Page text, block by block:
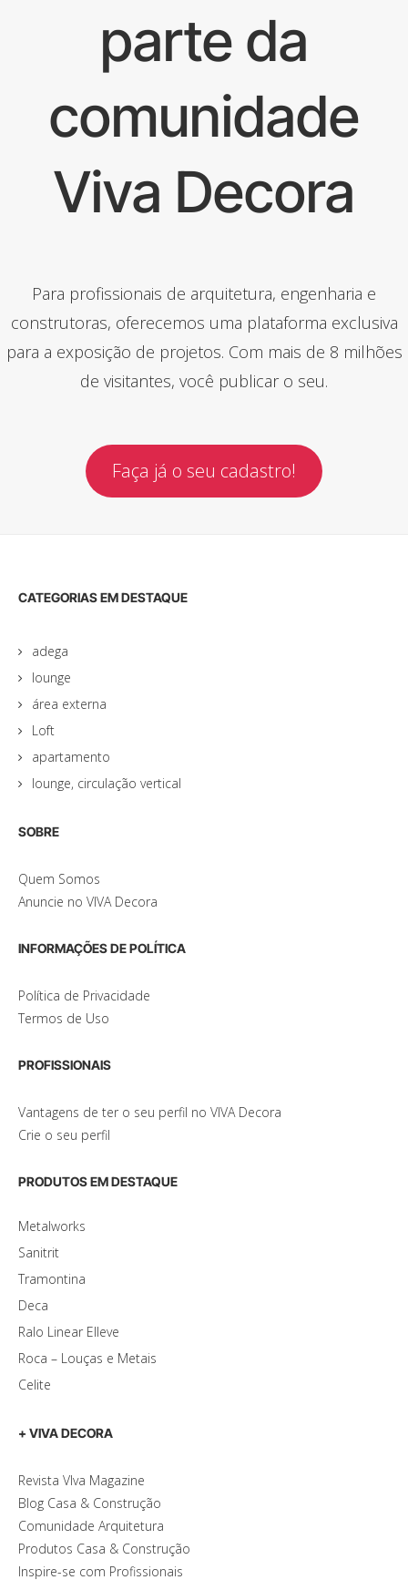
parte da
comunidade
Viva Decora
Para profissionais de arquitetura, engenharia e
construtoras, oferecemos uma plataforma exclusiva
para a exposição de projetos. Com mais de 8 milhões
de visitantes, você publicar o seu.
Faça já o seu cadastro!
CATEGORIAS EM DESTAQUE
adega
lounge
área externa
Loft
apartamento
lounge, circulação vertical
SOBRE
Quem Somos
Anuncie no VIVA Decora
INFORMAÇÕES DE POLÍTICA
Política de Privacidade
Termos de Uso
PROFISSIONAIS
Vantagens de ter o seu perfil no VIVA Decora
Crie o seu perfil
PRODUTOS EM DESTAQUE
Metalworks
Sanitrit
Tramontina
Deca
Ralo Linear Elleve
Roca – Louças e Metais
Celite
+ VIVA DECORA
Revista VIva Magazine
Blog Casa & Construção
Comunidade Arquitetura
Produtos Casa & Construção
Inspire-se com Profissionais